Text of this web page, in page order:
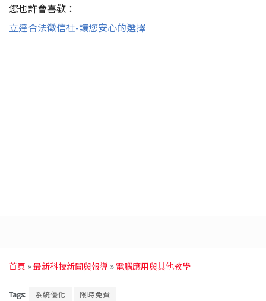
您也許會喜歡：
立達合法徵信社-讓您安心的選擇
首頁 »最新科技新聞與報導 » 電腦應用與其他教學
Tags: 系統優化 限時免費